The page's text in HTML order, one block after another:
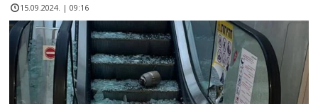
15.09.2024. | 09:16